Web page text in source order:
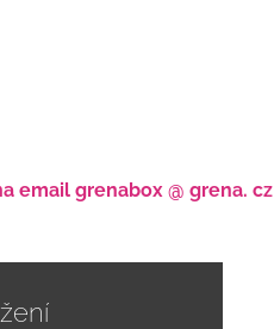
email grenabox @ grena. cz